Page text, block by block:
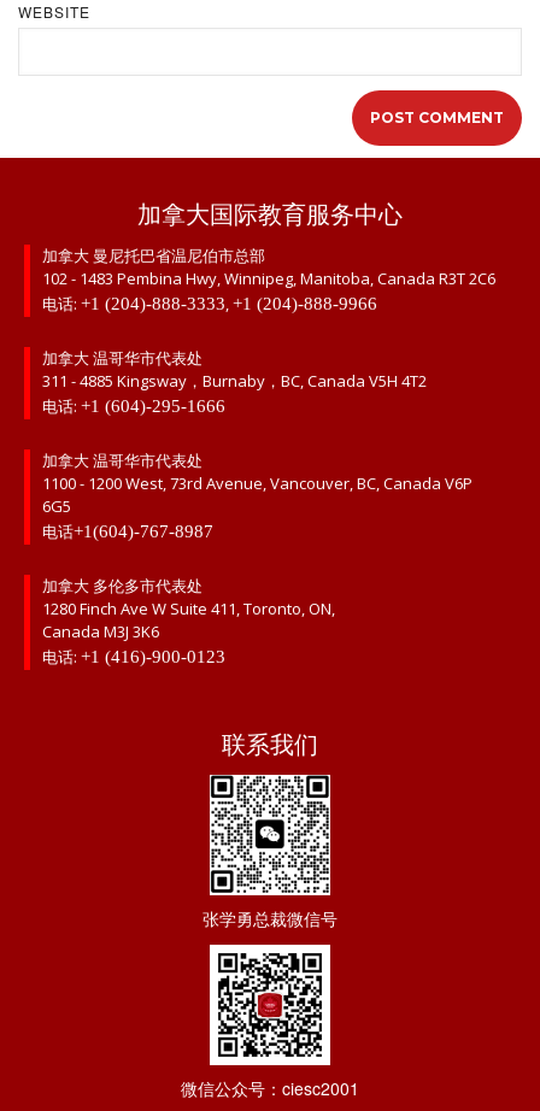
WEBSITE
加拿大国际教育服务中心
加拿大 曼尼托巴省温尼伯市总部
102 - 1483 Pembina Hwy, Winnipeg, Manitoba, Canada R3T 2C6
电话: +1 (204)-888-3333,+1 (204)-888-9966
加拿大 温哥华市代表处
311 - 4885 Kingsway，Burnaby，BC, Canada V5H 4T2
电话: +1 (604)-295-1666
加拿大 温哥华市代表处
1100 - 1200 West, 73rd Avenue, Vancouver, BC, Canada V6P
6G5
电话+1(604)-767-8987
加拿大 多伦多市代表处
1280 Finch Ave W Suite 411, Toronto, ON,
Canada M3J 3K6
电话: +1 (416)-900-0123
联系我们
张学勇总裁微信号
微信公众号：ciesc2001